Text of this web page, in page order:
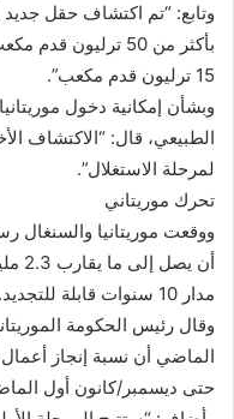
وتابع: “تم اكتشاف حقل جديد
بأكثر من 50
15 ترليون قدم مكعب”.
وبشأن إمكانية دخول
الطبيعي، قال: “الاكتشاف
لمرحلة الاستغلال”.
تحرك موريتاني
ووقعت موريتانيا والسنغال
أن
مدار 10 سنوات قابلة للتجديد.
وقال رئيس الحكومة
حتى ديسمبر/كانون أول